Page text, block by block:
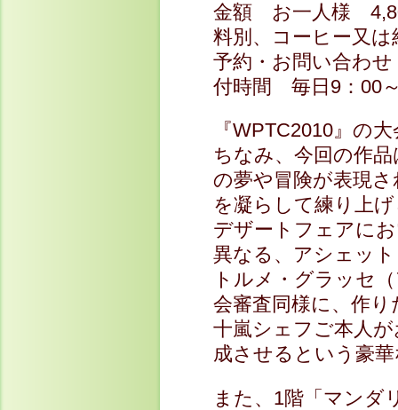
金額 お一人様
料別、コーヒー又は
予約・お問い合わ
付時間 毎日9：00
『WPTC2010』の
ちなみ、今回の作
の夢や冒険が表現
を凝らして練り上
デザートフェアに
異なる、アシェッ
トルメ・グラッセ
会審査同様に、作
十嵐シェフご本人
成させるという豪
また、1階「マンダ